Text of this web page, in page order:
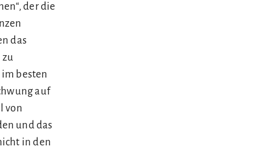
der die
das
besten
auf
von
und das
in den